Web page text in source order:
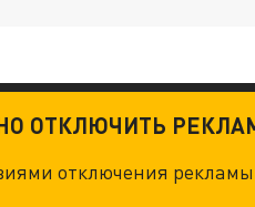
НА ГЕНЕРАЛОВ
ОТКЛЮЧИТЬ
отключения